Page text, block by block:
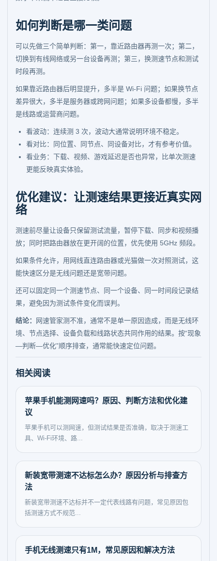
如何判断是哪一类问题
可以先做三个简单判断：第一，靠近路由器再测一次；第二，
切换到有线网络或另一台设备再测；第三，换测速节点和测试
时段再测。
如果靠近路由器后明显提升，多半是 Wi-Fi 问题；如果换节点
差异很大，多半是服务器或跨网问题；如果多设备都慢，多半
是线路或运营商问题。
看波动：连续测 3 次，波动大通常说明环境不稳定。
看对比：同位置、同节点、同设备对比，才有参考价值。
看业务：下载、视频、游戏延迟是否也异常，比单次测速
更能反映真实体验。
优化建议：让测速结果更接近真实网
络
测速前尽量让设备只保留测试流量，暂停下载、同步和视频播
放；同时把路由器放在更开阔的位置，优先使用 5GHz 频段。
如果条件允许，用网线直连路由器或光猫做一次对照测试，这
能快速区分是无线问题还是宽带问题。
还可以固定同一个测速节点、同一个设备、同一时间段记录结
果，避免因为测试条件变化而误判。
结论：
网速管家测不准，通常不是单一原因造成，而是无线环
境、节点选择、设备负载和线路状态共同作用的结果。按“现象
—判断—优化”顺序排查，通常能快速定位问题。
相关阅读
苹果手机能测网速吗？原因、判断方法和优化建
议
苹果手机可以测网速，但测试结果是否准确，取决于测速工
具、Wi-Fi环境、路...
新装宽带测速不达标怎么办？原因分析与排查方
法
新装宽带测速不达标并不一定代表线路有问题，常见原因包
括测速方式不规范...
手机无线测速只有1M，常见原因和解决方法